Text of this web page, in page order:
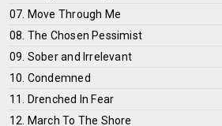
07. Move Through Me
08. The Chosen Pessimist
09. Sober and Irrelevant
10. Condemned
11. Drenched In Fear
12. March To The Shore